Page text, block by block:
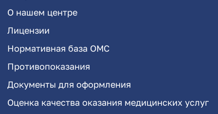
О нашем центре
Лицензии
Нормативная база ОМС
Противопоказания
Документы для оформления
Оценка качества оказания медицинских услуг